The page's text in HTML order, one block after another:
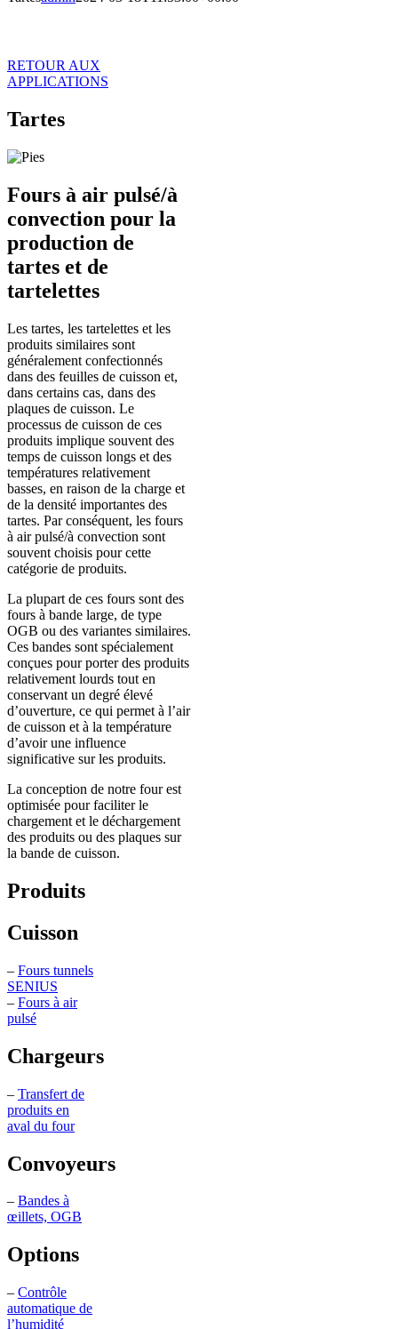
RETOUR AUX
APPLICATIONS
Tartes
Fours à air pulsé/à
convection pour la
production de
tartes et de
tartelettes
Les tartes, les tartelettes et les
produits similaires sont
généralement confectionnés
dans des feuilles de cuisson et,
dans certains cas, dans des
plaques de cuisson. Le
processus de cuisson de ces
produits implique souvent des
temps de cuisson longs et des
températures relativement
basses, en raison de la charge et
de la densité importantes des
tartes. Par conséquent, les fours
à air pulsé/à convection sont
souvent choisis pour cette
catégorie de produits.
La plupart de ces fours sont des
fours à bande large, de type
OGB ou des variantes similaires.
Ces bandes sont spécialement
conçues pour porter des produits
relativement lourds tout en
conservant un degré élevé
d’ouverture, ce qui permet à l’air
de cuisson et à la température
d’avoir une influence
significative sur les produits.
La conception de notre four est
optimisée pour faciliter le
chargement et le déchargement
des produits ou des plaques sur
la bande de cuisson.
Produits
Cuisson
– Fours tunnels
SENIUS
– Fours à air
pulsé
Chargeurs
– Transfert de
produits en
aval du four
Convoyeurs
– Bandes à
œillets, OGB
Options
– Contrôle
automatique de
l’humidité